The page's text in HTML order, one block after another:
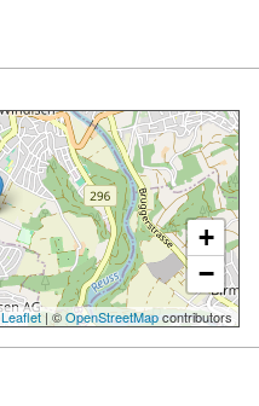
+
−
Leaflet| ©OpenStreetMapcontributors